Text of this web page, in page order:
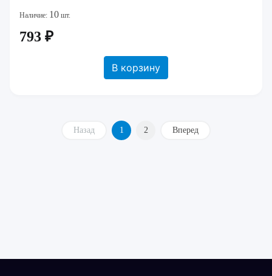
Наличие: 10 шт.
793 ₽
В корзину
Назад 1 2 Вперед